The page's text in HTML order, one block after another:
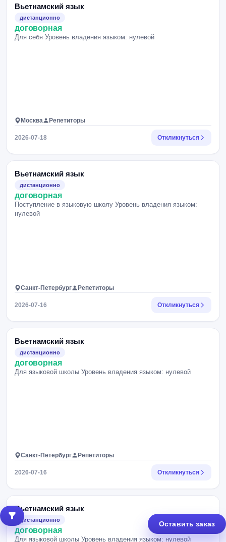
Вьетнамский язык
дистанционно
договорная
Для себя Уровень владения языком: нулевой
Москва Репетиторы
2026-07-18 Откликнуться
Вьетнамский язык
дистанционно
договорная
Поступление в языковую школу Уровень владения языком:
нулевой
Санкт-Петербург Репетиторы
2026-07-16 Откликнуться
Вьетнамский язык
дистанционно
договорная
Для языковой школы Уровень владения языком: нулевой
Санкт-Петербург Репетиторы
2026-07-16 Откликнуться
Вьетнамский язык
дистанционно
договорная
Для языковой школы Уровень владения языком: нулевой
Оставить заказ